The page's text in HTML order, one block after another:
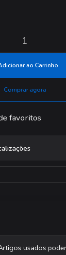
ao Carrinho
Comprar agora
favoritos
usados